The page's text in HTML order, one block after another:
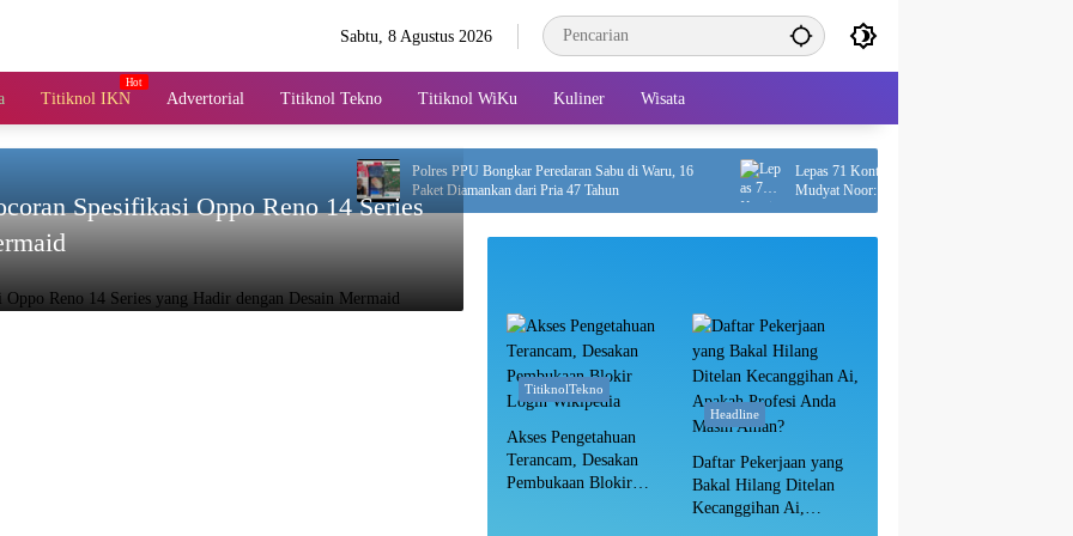
Sabtu, 8 Agustus 2026
Titiknol IKN Advertorial Titiknol Tekno Titiknol WiKu Kuliner Wisata
Polres PPU Bongkar Peredaran Sabu di Waru, 16
Paket Diamankan dari Pria 47 Tahun
Lepas 71 Kontingen Pramuka ke Jamnas XII,
Mudyat Noor: Jaga Nama Baik Daerah
Spesifikasi Oppo Reno 14 Series
TitiknolTekno
Akses Pengetahuan
Terancam, Desakan
Pembukaan Blokir
Headline
Daftar Pekerjaan yang
Bakal Hilang Ditelan
Kecanggihan Ai,